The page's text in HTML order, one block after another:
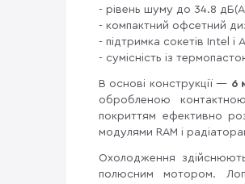
- рівень шуму до 34.8
- компактний офсетний
- підтримка сокетів Intel і
- сумісність із
В основі конструкції — 6
обробленою
покриттям ефективно
модулями RAM і
Охолодження
полюсним мотором.